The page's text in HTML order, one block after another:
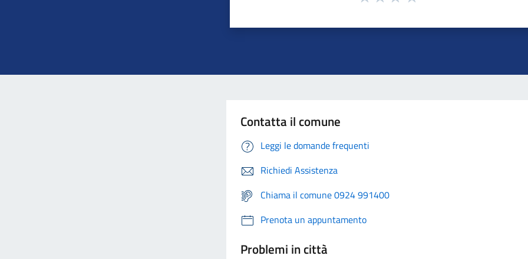
Contatta il comune
Leggi le domande frequenti
Richiedi Assistenza
Chiama il comune 0924 991400
Prenota un appuntamento
Problemi in città